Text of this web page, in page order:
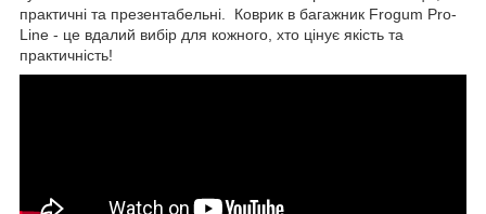
практичні та презентабельні. Коврик в багажник Frogum Pro-
Line - це вдалий вибір для кожного, хто цінує якість та
практичність!